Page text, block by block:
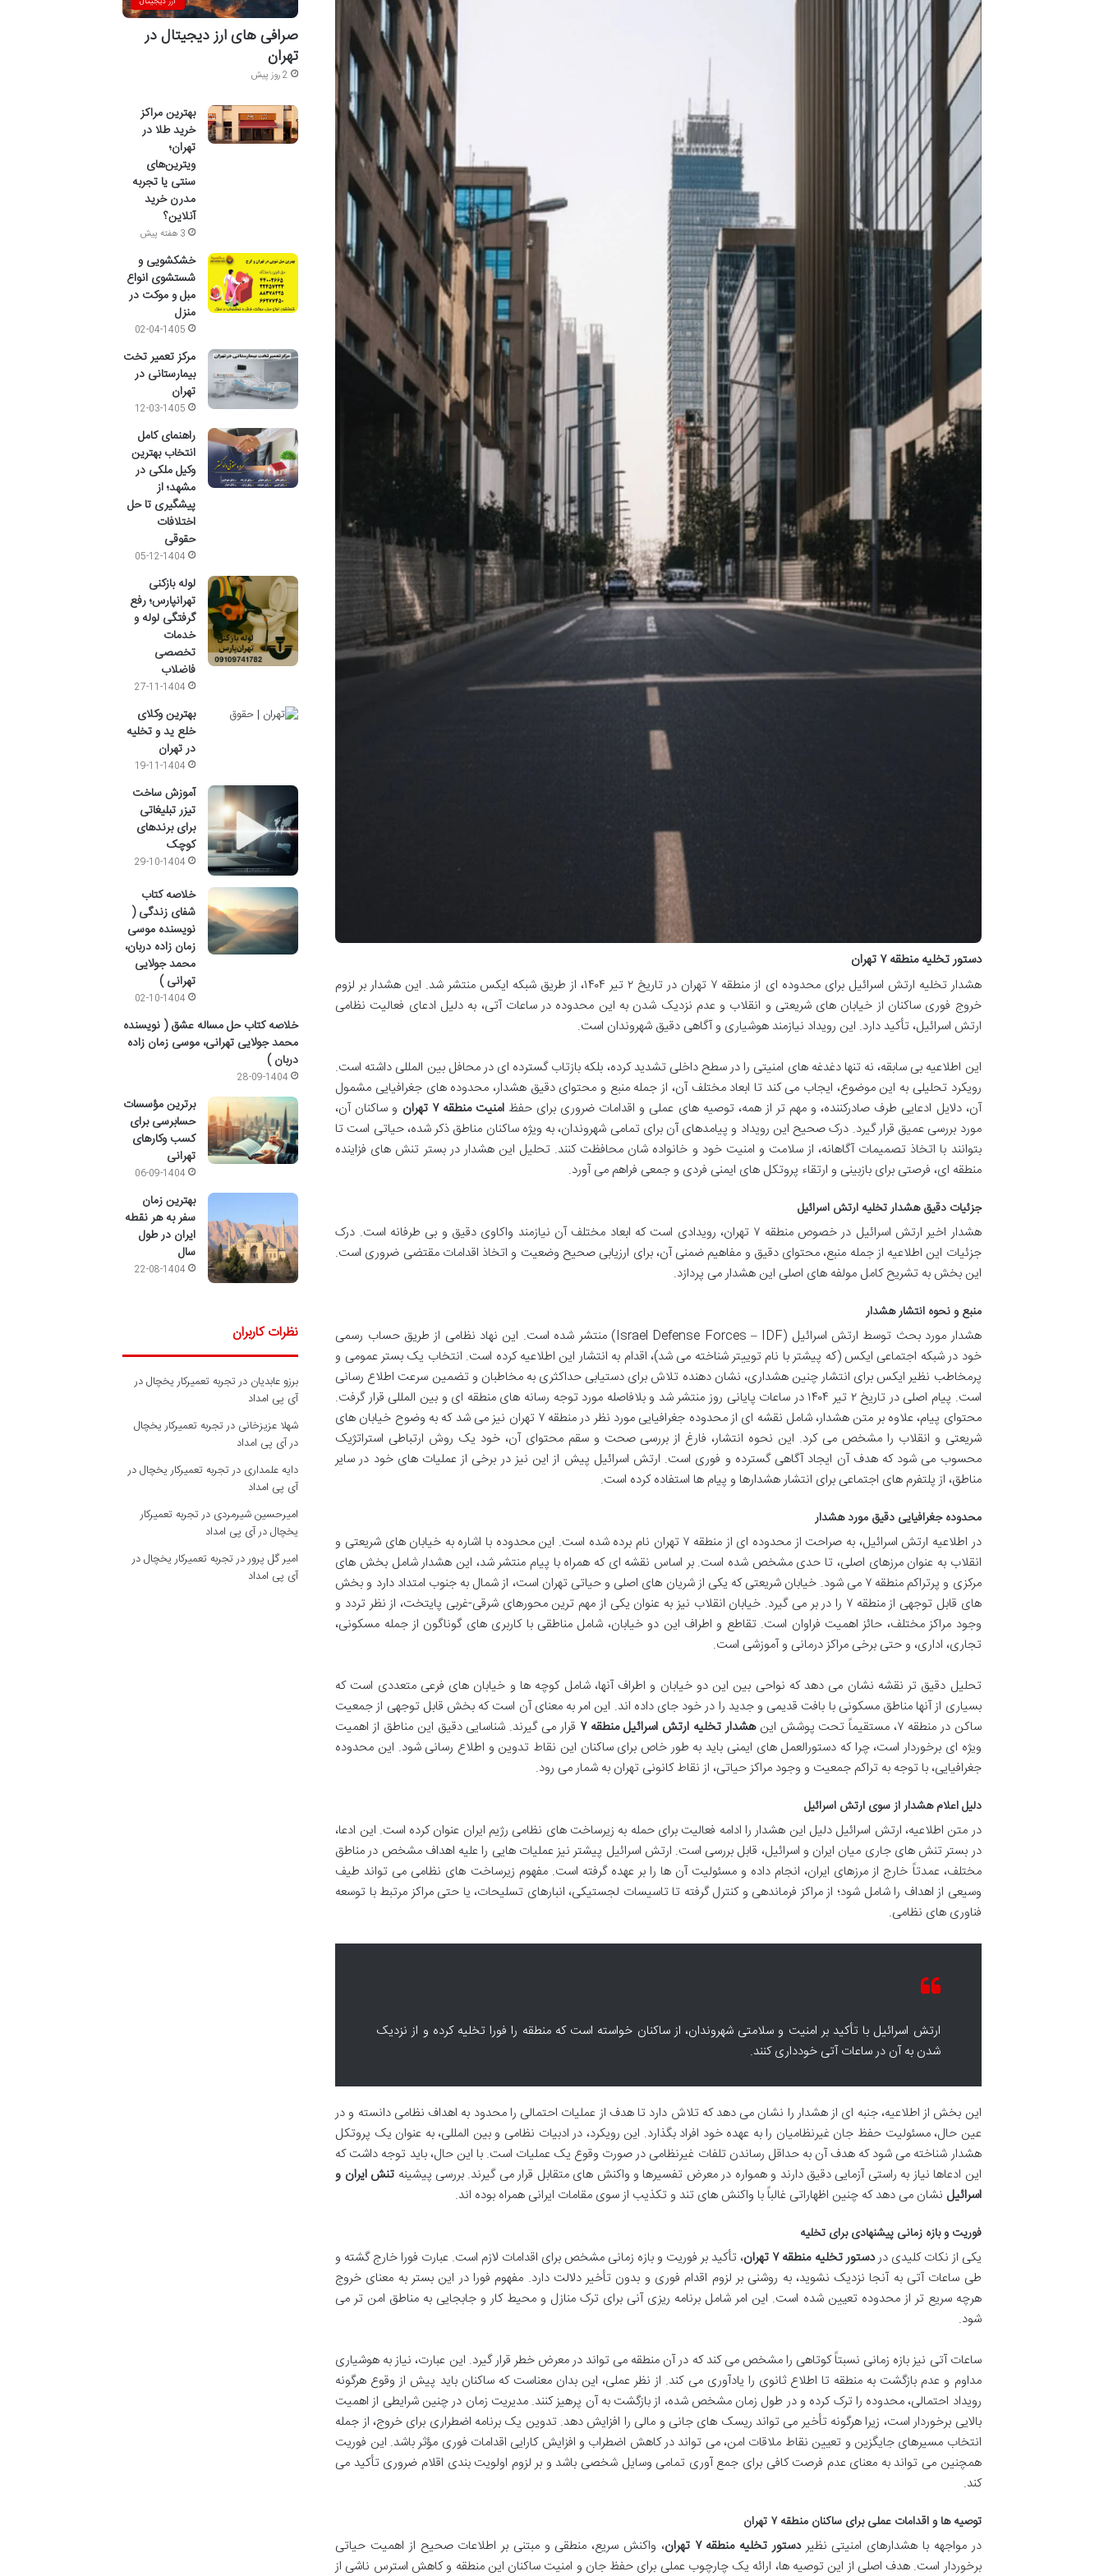
دستور تخلیه منطقه ۷ تهران
هشدار تخلیه ارتش اسرائیل برای محدوده ای از منطقه ۷ تهران در تاریخ ۲ تیر ۱۴۰۴، از طریق شبکه ایکس منتشر شد. این هشدار بر لزوم
خروج فوری ساکنان از خیابان های شریعتی و انقلاب و عدم نزدیک شدن به این محدوده در ساعات آتی، به دلیل ادعای فعالیت نظامی
ارتش اسرائیل، تأکید دارد. این رویداد نیازمند هوشیاری و آگاهی دقیق شهروندان است.
این اطلاعیه بی سابقه، نه تنها دغدغه های امنیتی را در سطح داخلی تشدید کرده، بلکه بازتاب گسترده ای در محافل بین المللی داشته است.
رویکرد تحلیلی به این موضوع، ایجاب می کند تا ابعاد مختلف آن، از جمله منبع و محتوای دقیق هشدار، محدوده های جغرافیایی مشمول
آن، دلایل ادعایی طرف صادرکننده، و مهم تر از همه، توصیه های عملی و اقدامات ضروری برای حفظامنیت منطقه ۷ تهران
و ساکنان آن،
مورد بررسی عمیق قرار گیرد. درک صحیح این رویداد و پیامدهای آن برای تمامی شهروندان، به ویژه ساکنان مناطق ذکر شده، حیاتی است تا
بتوانند با اتخاذ تصمیمات آگاهانه، از سلامت و امنیت خود و خانواده شان محافظت کنند. تحلیل این هشدار در بستر تنش های فزاینده
منطقه ای، فرصتی برای بازبینی و ارتقاء پروتکل های ایمنی فردی و جمعی فراهم می آورد.
جزئیات دقیق هشدار تخلیه ارتش اسرائیل
هشدار اخیر ارتش اسرائیل در خصوص منطقه ۷ تهران، رویدادی است که ابعاد مختلف آن نیازمند واکاوی دقیق و بی طرفانه است. درک
جزئیات این اطلاعیه از جمله منبع، محتوای دقیق و مفاهیم ضمنی آن، برای ارزیابی صحیح وضعیت و اتخاذ اقدامات مقتضی ضروری است.
این بخش به تشریح کامل مولفه های اصلی این هشدار می پردازد.
منبع و نحوه انتشار هشدار
هشدار مورد بحث توسط ارتش اسرائیل (Israel Defense Forces – IDF) منتشر شده است. این نهاد نظامی از طریق حساب رسمی
خود در شبکه اجتماعی ایکس (که پیشتر با نام توییتر شناخته می شد)، اقدام به انتشار این اطلاعیه کرده است. انتخاب یک بستر عمومی و
پرمخاطب نظیر ایکس برای انتشار چنین هشداری، نشان دهنده تلاش برای دستیابی حداکثری به مخاطبان و تضمین سرعت اطلاع رسانی
است. پیام اصلی در تاریخ ۲ تیر ۱۴۰۴ در ساعات پایانی روز منتشر شد و بلافاصله مورد توجه رسانه های منطقه ای و بین المللی قرار گرفت.
محتوای پیام، علاوه بر متن هشدار، شامل نقشه ای از محدوده جغرافیایی مورد نظر در منطقه ۷ تهران نیز می شد که به وضوح خیابان های
شریعتی و انقلاب را مشخص می کرد. این نحوه انتشار، فارغ از بررسی صحت و سقم محتوای آن، خود یک روش ارتباطی استراتژیک
محسوب می شود که هدف آن ایجاد آگاهی گسترده و فوری است. ارتش اسرائیل پیش از این نیز در برخی از عملیات های خود در سایر
مناطق، از پلتفرم های اجتماعی برای انتشار هشدارها و پیام ها استفاده کرده است.
محدوده جغرافیایی دقیق مورد هشدار
در اطلاعیه ارتش اسرائیل، به صراحت از محدوده ای از منطقه ۷ تهران نام برده شده است. این محدوده با اشاره به خیابان های شریعتی و
انقلاب به عنوان مرزهای اصلی، تا حدی مشخص شده است. بر اساس نقشه ای که همراه با پیام منتشر شد، این هشدار شامل بخش های
مرکزی و پرتراکم منطقه ۷ می شود. خیابان شریعتی که یکی از شریان های اصلی و حیاتی تهران است، از شمال به جنوب امتداد دارد و بخش
های قابل توجهی از منطقه ۷ را در بر می گیرد. خیابان انقلاب نیز به عنوان یکی از مهم ترین محورهای شرقی-غربی پایتخت، از نظر تردد و
وجود مراکز مختلف، حائز اهمیت فراوان است. تقاطع و اطراف این دو خیابان، شامل مناطقی با کاربری های گوناگون از جمله مسکونی،
تجاری، اداری، و حتی برخی مراکز درمانی و آموزشی است.
تحلیل دقیق تر نقشه نشان می دهد که نواحی بین این دو خیابان و اطراف آنها، شامل کوچه ها و خیابان های فرعی متعددی است که
بسیاری از آنها مناطق مسکونی با بافت قدیمی و جدید را در خود جای داده اند. این امر به معنای آن است که بخش قابل توجهی از جمعیت
ساکن در منطقه ۷، مستقیماً تحت پوشش این
هشدار تخلیه ارتش اسرائیل منطقه ۷ قرار می گیرند. شناسایی دقیق این مناطق از اهمیت
ویژه ای برخوردار است، چرا که دستورالعمل های ایمنی باید به طور خاص برای ساکنان این نقاط تدوین و اطلاع رسانی شود. این محدوده
جغرافیایی، با توجه به تراکم جمعیت و وجود مراکز حیاتی، از نقاط کانونی تهران به شمار می رود.
دلیل اعلام هشدار از سوی ارتش اسرائیل
در متن اطلاعیه، ارتش اسرائیل دلیل این هشدار را ادامه فعالیت برای حمله به زیرساخت های نظامی رژیم ایران عنوان کرده است. این ادعا،
در بستر تنش های جاری میان ایران و اسرائیل، قابل بررسی است. ارتش اسرائیل پیشتر نیز عملیات هایی را علیه اهداف مشخص در مناطق
مختلف، عمدتاً خارج از مرزهای ایران، انجام داده و مسئولیت آن ها را بر عهده گرفته است. مفهوم زیرساخت های نظامی می تواند طیف
وسیعی از اهداف را شامل شود؛ از مراکز فرماندهی و کنترل گرفته تا تاسیسات لجستیکی، انبارهای تسلیحات، یا حتی مراکز مرتبط با توسعه
فناوری های نظامی.
ارتش اسرائیل با تأکید بر امنیت و سلامتی شهروندان، از ساکنان خواسته است که منطقه را فورا تخلیه کرده و از نزدیک
شدن به آن در ساعات آتی خودداری کنند.
این بخش از اطلاعیه، جنبه ای از هشدار را نشان می دهد که تلاش دارد تا هدف از عملیات احتمالی را محدود به اهداف نظامی دانسته و در
عین حال، مسئولیت حفظ جان غیرنظامیان را به عهده خود افراد بگذارد. این رویکرد، در ادبیات نظامی و بین المللی، به عنوان یک پروتکل
هشدار شناخته می شود که هدف آن به حداقل رساندن تلفات غیرنظامی در صورت وقوع یک عملیات است. با این حال، باید توجه داشت که
این ادعاها نیاز به راستی آزمایی دقیق دارند و همواره در معرض تفسیرها و واکنش های متقابل قرار می گیرند. بررسی پیشینه تنش ایران و
اسرائیل نشان می دهد که چنین اظهاراتی غالباً با واکنش های تند و تکذیب از سوی مقامات ایرانی همراه بوده اند.
فوریت و بازه زمانی پیشنهادی برای تخلیه
یکی از نکات کلیدی دردستور تخلیه منطقه ۷ تهران
، تأکید بر فوریت و بازه زمانی مشخص برای اقدامات لازم است. عبارت فورا خارج گشته و
طی ساعات آتی به آنجا نزدیک نشوید، به روشنی بر لزوم اقدام فوری و بدون تأخیر دلالت دارد. مفهوم فورا در این بستر به معنای خروج
هرچه سریع تر از محدوده تعیین شده است. این امر شامل برنامه ریزی آنی برای ترک منازل و محیط کار و جابجایی به مناطق امن تر می
شود.
ساعات آتی نیز بازه زمانی نسبتاً کوتاهی را مشخص می کند که در آن منطقه می تواند در معرض خطر قرار گیرد. این عبارت، نیاز به هوشیاری
مداوم و عدم بازگشت به منطقه تا اطلاع ثانوی را یادآوری می کند. از نظر عملی، این بدان معناست که ساکنان باید پیش از وقوع هرگونه
رویداد احتمالی، محدوده را ترک کرده و در طول زمان مشخص شده، از بازگشت به آن پرهیز کنند. مدیریت زمان در چنین شرایطی از اهمیت
بالایی برخوردار است، زیرا هرگونه تأخیر می تواند ریسک های جانی و مالی را افزایش دهد. تدوین یک برنامه اضطراری برای خروج، از جمله
انتخاب مسیرهای جایگزین و تعیین نقاط ملاقات امن، می تواند در کاهش اضطراب و افزایش کارایی اقدامات فوری مؤثر باشد. این فوریت
همچنین می تواند به معنای عدم فرصت کافی برای جمع آوری تمامی وسایل شخصی باشد و بر لزوم اولویت بندی اقلام ضروری تأکید می
کند.
توصیه ها و اقدامات عملی برای ساکنان منطقه ۷ تهران
در مواجهه با هشدارهای امنیتی نظیردستور تخلیه منطقه ۷ تهران
، واکنش سریع، منطقی و مبتنی بر اطلاعات صحیح از اهمیت حیاتی
برخوردار است. هدف اصلی از این توصیه ها، ارائه یک چارچوب عملی برای حفظ جان و امنیت ساکنان این منطقه و کاهش استرس ناشی از
صرافی های ارز دیجیتال در
تهران
2 روز پیش
بهترین مراکز
خرید طلا در
تهران؛
ویترین‌های
سنتی یا تجربه
مدرن خرید
آنلاین؟
3 هفته پیش
خشکشویی و
شستشوی انواع
مبل و موکت در
منزل
02-04-1405
مرکز تعمیر تخت
بیمارستانی در
تهران
12-03-1405
راهنمای کامل
انتخاب بهترین
وکیل ملکی در
مشهد؛ از
پیشگیری تا حل
اختلافات
حقوقی
05-12-1404
لوله بازکنی
تهرانپارس؛ رفع
گرفتگی لوله و
خدمات
تخصصی
فاضلاب
27-11-1404
بهترین وکلای
خلع ید و تخلیه
در تهران
19-11-1404
آموزش ساخت
تیزر تبلیغاتی
برای برندهای
کوچک
29-10-1404
خلاصه کتاب
شفای زندگی (
نویسنده موسی
زمان زاده دربان،
محمد جولایی
تهرانی )
02-10-1404
خلاصه کتاب حل مساله عشق ( نویسنده
محمد جولایی تهرانی، موسی زمان زاده
دربان )
28-09-1404
برترین مؤسسات
حسابرسی برای
کسب وکارهای
تهرانی
06-09-1404
بهترین زمان
سفر به هر نقطه
ایران در طول
سال
22-08-1404
نظرات کاربران
برزو عابدیان درتجربه تعمیرکار یخچال در
آی پی امداد
شهلا عزیزخانی درتجربه تعمیرکار یخچال
در آی پی امداد
دایه علمداری درتجربه تعمیرکار یخچال در
آی پی امداد
امیرحسین شیرمردی درتجربه تعمیرکار
یخچال در آی پی امداد
امیر گل پروردرتجربه تعمیرکار یخچال در
آی پی امداد